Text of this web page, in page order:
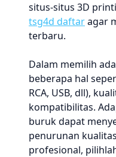
situs-situs 3D
tsg4d daftaragar
terbaru.
Dalam memilih
beberapa hal
RCA, USB, dll),
kompatibilitas.
buruk dapat
penurunan
profesional,